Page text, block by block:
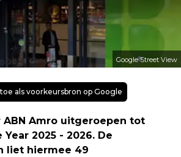
Google Street View
als voorkeursbron op Google
Amro uitgeroepen tot
2025 - 2026. De
liet hiermee 49